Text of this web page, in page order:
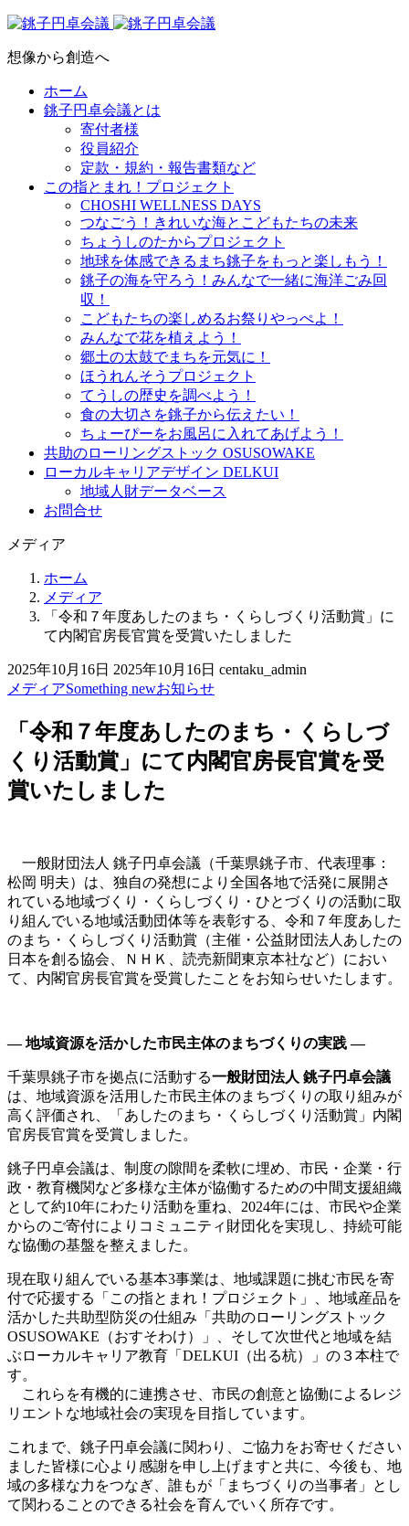
想像から創造へ
ホーム
銚子円卓会議とは
寄付者様
役員紹介
定款・規約・報告書類など
この指とまれ！プロジェクト
CHOSHI WELLNESS DAYS
つなごう！きれいな海とこどもたちの未来
ちょうしのたからプロジェクト
地球を体感できるまち銚子をもっと楽しもう！
銚子の海を守ろう！みんなで一緒に海洋ごみ回
収！
こどもたちの楽しめるお祭りやっぺよ！
みんなで花を植えよう！
郷土の太鼓でまちを元気に！
ほうれんそうプロジェクト
てうしの歴史を調べよう！
食の大切さを銚子から伝えたい！
ちょーぴーをお風呂に入れてあげよう！
共助のローリングストック OSUSOWAKE
ローカルキャリアデザイン DELKUI
地域人財データベース
お問合せ
メディア
ホーム
メディア
「令和７年度あしたのまち・くらしづくり活動賞」に
て内閣官房長官賞を受賞いたしました
2025年10月16日 2025年10月16日 centaku_admin
メディアSomething newお知らせ
「令和７年度あしたのまち・くらしづ
くり活動賞」にて内閣官房長官賞を受
賞いたしました
一般財団法人 銚子円卓会議（千葉県銚子市、代表理事：
松岡 明夫）は、独自の発想により全国各地で活発に展開さ
れている地域づくり・くらしづくり・ひとづくりの活動に取
り組んでいる地域活動団体等を表彰する、令和７年度あした
のまち・くらしづくり活動賞（主催・公益財団法人あしたの
日本を創る協会、ＮＨＫ、読売新聞東京本社など）におい
て、内閣官房長官賞を受賞したことをお知らせいたします。
―地域資源を活かした市民主体のまちづくりの実践 ―
千葉県銚子市を拠点に活動する一般財団法人 銚子円卓会議
は、地域資源を活用した市民主体のまちづくりの取り組みが
高く評価され、「あしたのまち・くらしづくり活動賞」内閣
官房長官賞を受賞しました。
銚子円卓会議は、制度の隙間を柔軟に埋め、市民・企業・行
政・教育機関など多様な主体が協働するための中間支援組織
として約10年にわたり活動を重ね、2024年には、市民や企業
からのご寄付によりコミュニティ財団化を実現し、持続可能
な協働の基盤を整えました。
現在取り組んでいる基本3事業は、地域課題に挑む市民を寄
付で応援する「この指とまれ！プロジェクト」、地域産品を
活かした共助型防災の仕組み「共助のローリングストック
OSUSOWAKE（おすそわけ）」、そして次世代と地域を結
ぶローカルキャリア教育「DELKUI（出る杭）」の３本柱で
す。
これらを有機的に連携させ、市民の創意と協働によるレジ
リエントな地域社会の実現を目指しています。
これまで、銚子円卓会議に関わり、ご協力をお寄せください
ました皆様に心より感謝を申し上げますと共に、今後も、地
域の多様な力をつなぎ、誰もが「まちづくりの当事者」とし
て関わることのできる社会を育んでいく所存です。